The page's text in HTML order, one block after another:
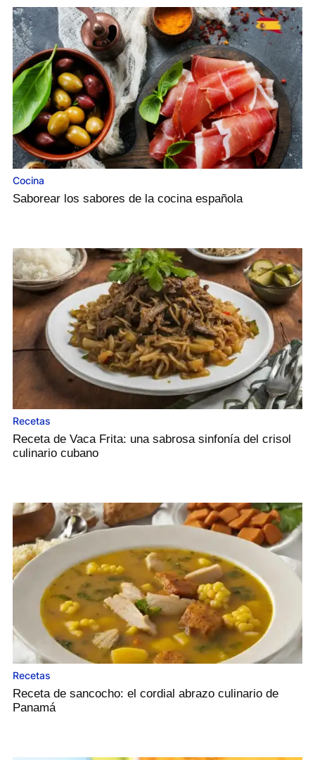
Cocina
Saborear los sabores de la cocina española
Recetas
Receta de Vaca Frita: una sabrosa sinfonía del crisol
culinario cubano
Recetas
Receta de sancocho: el cordial abrazo culinario de
Panamá